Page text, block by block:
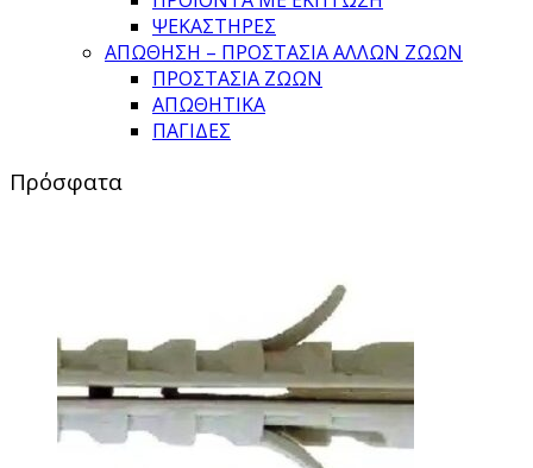
ΨΕΚΑΣΤΗΡΕΣ
ΑΠΩΘΗΣΗ – ΠΡΟΣΤΑΣΙΑ ΑΛΛΩΝ ΖΩΩΝ
ΠΡΟΣΤΑΣΙΑ ΖΩΩΝ
ΑΠΩΘΗΤΙΚΑ
ΠΑΓΙΔΕΣ
Πρόσφατα